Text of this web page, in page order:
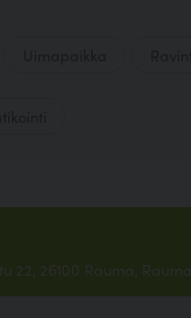
22, 26100 Rauma, Rauma